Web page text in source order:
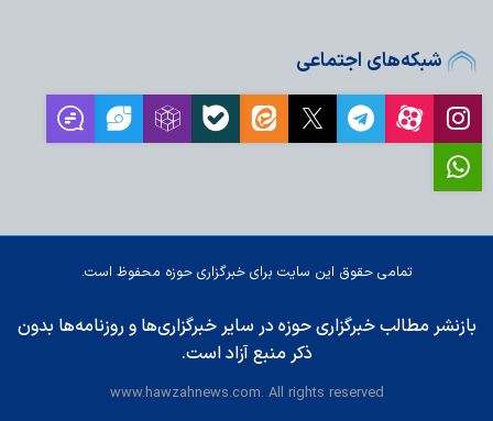
شبکه‌های اجتماعی
تمامی حقوق این سایت برای خبرگزاری حوزه محفوظ است.
بازنشر مطالب خبرگزاری حوزه در سایر خبرگزاری‌ها و روزنامه‌ها بدون
ذکر منبع آزاد است.
www.hawzahnews.com. All rights reserved